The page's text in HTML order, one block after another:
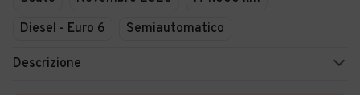
Diesel - Euro 6
Semiautomatico
Descrizione